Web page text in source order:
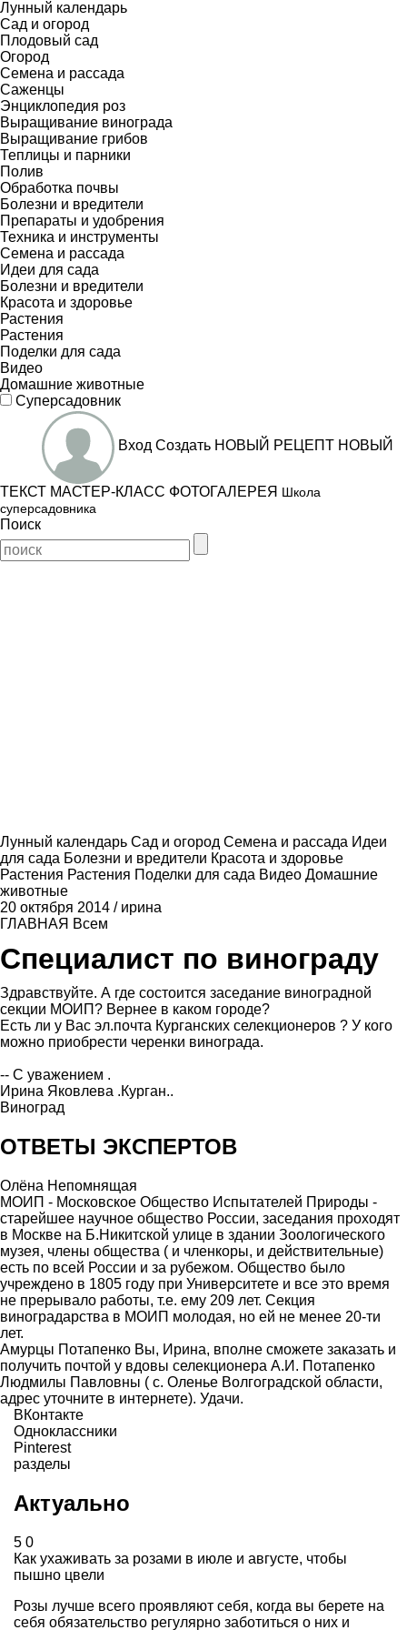
Лунный календарь
Сад и огород
Плодовый сад
Огород
Семена и рассада
Саженцы
Энциклопедия роз
Выращивание винограда
Выращивание грибов
Теплицы и парники
Полив
Обработка почвы
Болезни и вредители
Препараты и удобрения
Техника и инструменты
Семена и рассада
Идеи для сада
Болезни и вредители
Красота и здоровье
Растения
Растения
Поделки для сада
Видео
Домашние животные
Суперсадовник
Вход Создать НОВЫЙ РЕЦЕПТ НОВЫЙ
ТЕКСТ МАСТЕР-КЛАСС ФОТОГАЛЕРЕЯ Школа
суперсадовника
Поиск
Лунный календарь Сад и огород Семена и рассада Идеи
для сада Болезни и вредители Красота и здоровье
Растения Растения Поделки для сада Видео Домашние
животные
20 октября 2014 / ирина
ГЛАВНАЯ Всем
Специалист по винограду
Здравствуйте. А где состоится заседание виноградной
секции МОИП? Вернее в каком городе?
Есть ли у Вас эл.почта Курганских селекционеров ? У кого
можно приобрести черенки винограда.
-- С уважением .
Ирина Яковлева .Курган..
Виноград
ОТВЕТЫ ЭКСПЕРТОВ
Олёна Непомнящая
МОИП - Московское Общество Испытателей Природы -
старейшее научное общество России, заседания проходят
в Москве на Б.Никитской улице в здании Зоологического
музея, члены общества ( и членкоры, и действительные)
есть по всей России и за рубежом. Общество было
учреждено в 1805 году при Университете и все это время
не прерывало работы, т.е. ему 209 лет. Секция
виноградарства в МОИП молодая, но ей не менее 20-ти
лет.
Амурцы Потапенко Вы, Ирина, вполне сможете заказать и
получить почтой у вдовы селекционера А.И. Потапенко
Людмилы Павловны ( с. Оленье Волгоградской области,
адрес уточните в интернете). Удачи.
ВКонтакте
Одноклассники
Pinterest
разделы
Актуально
5 0
Как ухаживать за розами в июле и августе, чтобы
пышно цвели
Розы лучше всего проявляют себя, когда вы берете на
себя обязательство регулярно заботиться о них и